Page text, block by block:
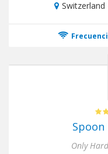
Spoon
Only